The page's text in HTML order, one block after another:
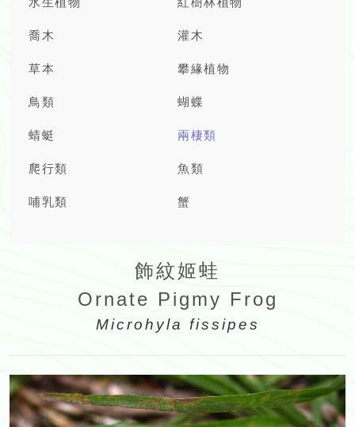
喬木 灌木
草本 攀緣植物
鳥類 蝴蝶
蜻蜓 兩棲類
爬行類 魚類
哺乳類 蟹
飾紋姬蛙
Ornate Pigmy Frog
Microhyla fissipes